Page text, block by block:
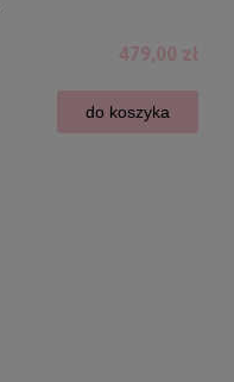
479,00 zł
do koszyka